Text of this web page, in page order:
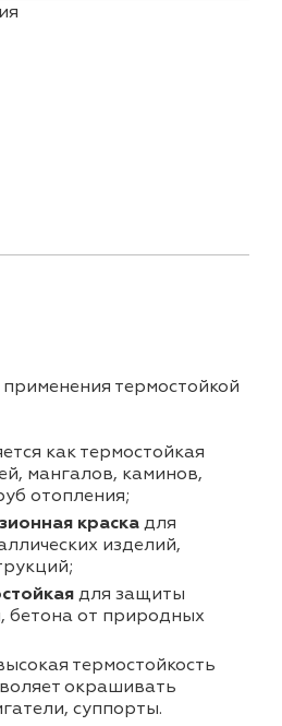
термостойкой
как термостойкая
мангалов, каминов,
отопления;
краска для
изделий,
для защиты
бетона от природных
термостойкость
окрашивать
суппорты.